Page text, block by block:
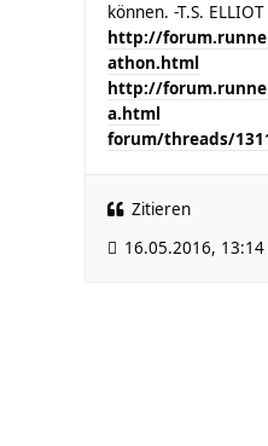
können. -T.S. ELLIOT
http://
athon.html
http://
a.html
forum/threads/
Zitieren
16.05.2016, 13:14